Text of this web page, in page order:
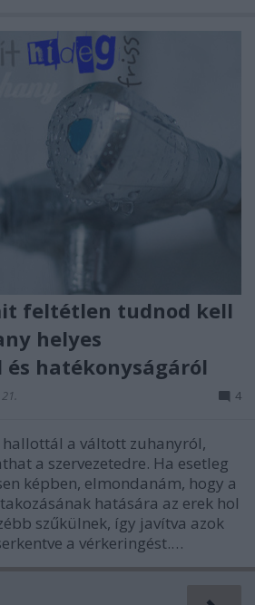
feltétlen tudnod kell
helyes
hatékonyságáról
4
hallottál a váltott zuhanyról,
a szervezetedre. Ha esetleg
képben, elmondanám, hogy a
hatására az erek hol
szűkülnek, így javítva azok
a vérkeringést.…